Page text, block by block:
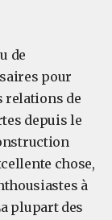
de
pour
relations de
depuis le
chose,
à
plupart des